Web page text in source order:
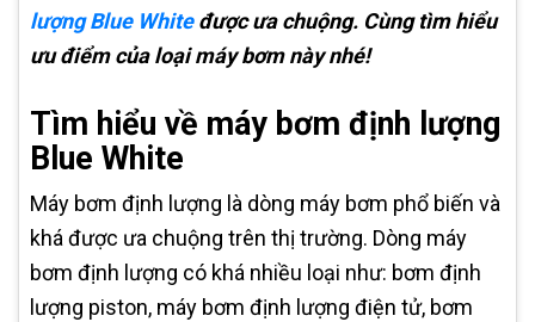
lượng Blue Whiteđược ưa chuộng. Cùng tìm hiểu
ưu điểm của loại máy bơm này nhé!
Tìm hiểu về máy bơm định lượng
Blue White
Máy bơm định lượng là dòng máy bơm phổ biến và
khá được ưa chuộng trên thị trường. Dòng máy
bơm định lượng có khá nhiều loại như: bơm định
lượng piston, máy bơm định lượng điện tử, bơm